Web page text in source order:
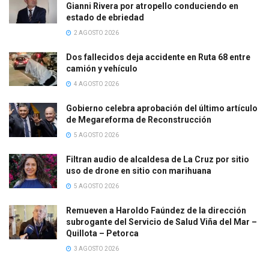
Gianni Rivera por atropello conduciendo en
estado de ebriedad
2 AGOSTO 2026
Dos fallecidos deja accidente en Ruta 68 entre
camión y vehículo
4 AGOSTO 2026
Gobierno celebra aprobación del último artículo
de Megareforma de Reconstrucción
5 AGOSTO 2026
Filtran audio de alcaldesa de La Cruz por sitio
uso de drone en sitio con marihuana
5 AGOSTO 2026
Remueven a Haroldo Faúndez de la dirección
subrogante del Servicio de Salud Viña del Mar –
Quillota – Petorca
3 AGOSTO 2026